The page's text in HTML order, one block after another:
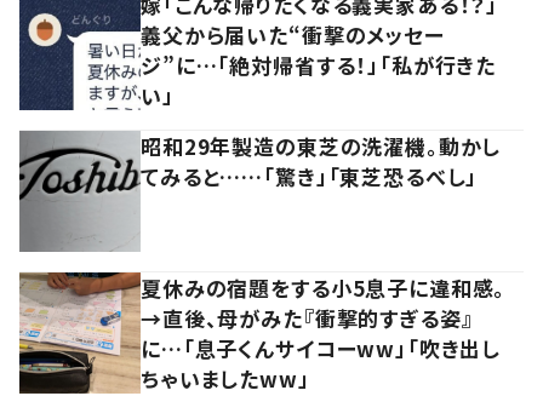
義父から届いた“衝撃のメッセー
ジ”に…「絶対帰省する！」「私が行きた
い」
昭和29年製造の東芝の洗濯機。動かし
てみると……「驚き」「東芝恐るべし」
夏休みの宿題をする小5息子に違和感。
→直後、母がみた『衝撃的すぎる姿』
に…「息子くんサイコーww」「吹き出し
ちゃいましたww」